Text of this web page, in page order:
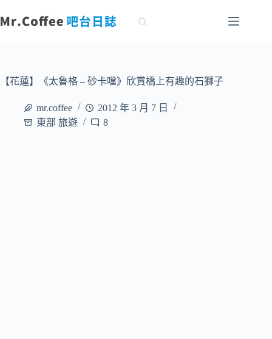
至
容【花蓮】《太魯格 – 砂卡噹》欣賞橋上有趣的石獅子
mr.coffee
2012 年 3 月 7 日
東部 旅遊
8